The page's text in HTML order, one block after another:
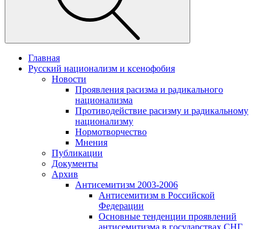
Главная
Русский национализм и ксенофобия
Новости
Проявления расизма и радикального
национализма
Противодействие расизму и радикальному
национализму
Нормотворчество
Мнения
Публикации
Документы
Архив
Антисемитизм 2003-2006
Антисемитизм в Российской
Федерации
Основные тенденции проявлений
антисемитизма в государствах СНГ